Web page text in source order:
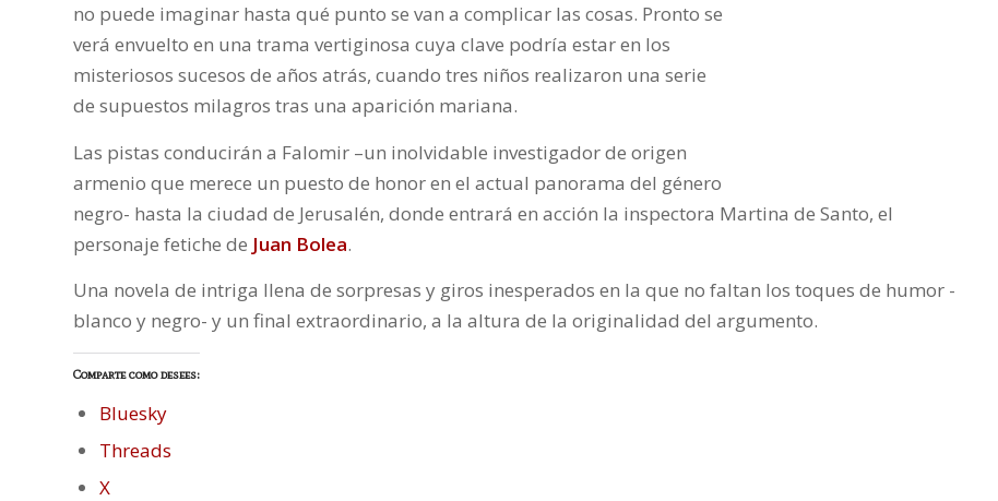
no puede imaginar hasta qué punto se van a complicar las cosas. Pronto se
verá envuelto en una trama vertiginosa cuya clave podría estar en los
misteriosos sucesos de años atrás, cuando tres niños realizaron una serie
de supuestos milagros tras una aparición mariana.
Las pistas conducirán a Falomir –un inolvidable investigador de origen
armenio que merece un puesto de honor en el actual panorama del género
negro- hasta la ciudad de Jerusalén, donde entrará en acción la inspectora Martina de Santo, el
personaje fetiche de Juan Bolea.
Una novela de intriga llena de sorpresas y giros inesperados en la que no faltan los toques de humor -
blanco y negro- y un final extraordinario, a la altura de la originalidad del argumento.
Comparte como desees:
Bluesky
Threads
X